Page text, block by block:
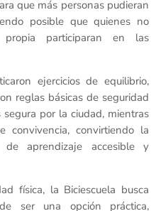
que más personas pudieran
posible que quienes no
participaran en las
ejercicios de equilibrio,
reglas básicas de seguridad
por la ciudad, mientras
convirtiendo la
aprendizaje accesible y
física, la Biciescuela busca
ser una opción práctica,